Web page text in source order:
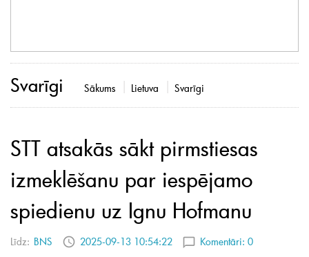
Svarīgi Sākums Lietuva Svarīgi
STT atsakās sākt pirmstiesas
izmeklēšanu par iespējamo
spiedienu uz Ignu Hofmanu
Līdz: BNS 2025-09-13 10:54:22 Komentāri: 0